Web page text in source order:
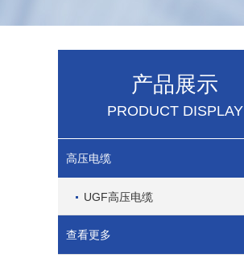
产品展示
PRODUCT DISPLAY
高压电缆
UGF高压电缆
查看更多